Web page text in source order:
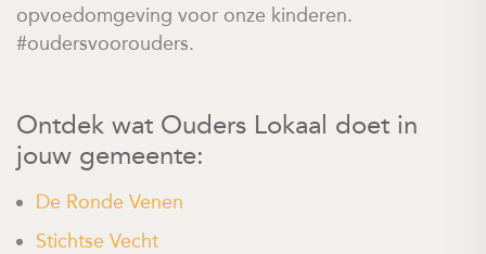
opvoedomgeving voor onze kinderen.
#oudersvoorouders.
Ontdek wat Ouders Lokaal doet in
jouw gemeente:
De Ronde Venen
Stichtse Vecht